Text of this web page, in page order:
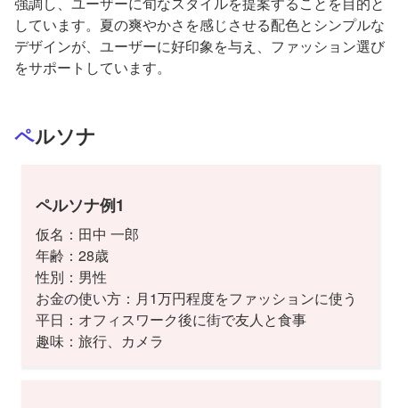
しています。夏の爽やかさを感じさせる配色とシンプルな
デザインが、ユーザーに好印象を与え、ファッション選び
をサポートしています。
ペルソナ
ペルソナ例1
仮名：田中 一郎
年齢：28歳
性別：男性
お金の使い方：月1万円程度をファッションに使う
平日：オフィスワーク後に街で友人と食事
趣味：旅行、カメラ